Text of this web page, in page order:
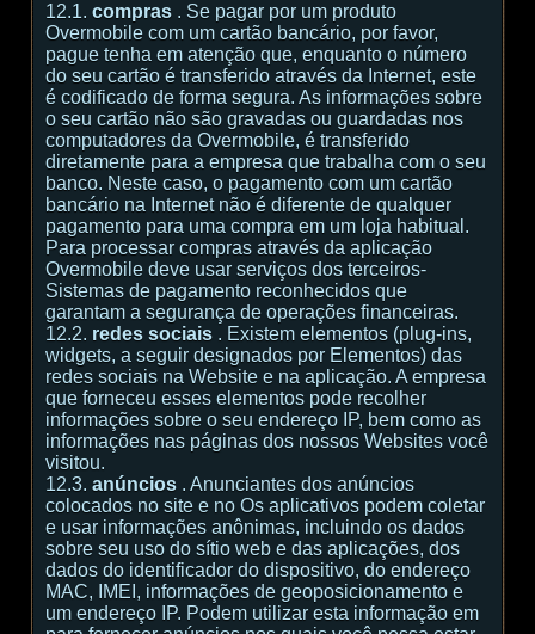
12.1. compras . Se pagar por um produto
Overmobile com um cartão bancário, por favor,
pague tenha em atenção que, enquanto o número
do seu cartão é transferido através da Internet, este
é codificado de forma segura. As informações sobre
o seu cartão não são gravadas ou guardadas nos
computadores da Overmobile, é transferido
diretamente para a empresa que trabalha com o seu
banco. Neste caso, o pagamento com um cartão
bancário na Internet não é diferente de qualquer
pagamento para uma compra em um loja habitual.
Para processar compras através da aplicação
Overmobile deve usar serviços dos terceiros-
Sistemas de pagamento reconhecidos que
garantam a segurança de operações financeiras.
12.2. redes sociais . Existem elementos (plug-ins,
widgets, a seguir designados por Elementos) das
redes sociais na Website e na aplicação. A empresa
que forneceu esses elementos pode recolher
informações sobre o seu endereço IP, bem como as
informações nas páginas dos nossos Websites você
visitou.
12.3. anúncios . Anunciantes dos anúncios
colocados no site e no Os aplicativos podem coletar
e usar informações anônimas, incluindo os dados
sobre seu uso do sítio web e das aplicações, dos
dados do identificador do dispositivo, do endereço
MAC, IMEI, informações de geoposicionamento e
um endereço IP. Podem utilizar esta informação em